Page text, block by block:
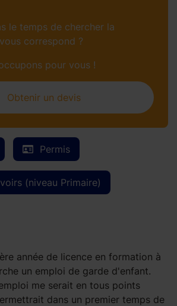
Permis
(niveau Primaire)
année de licence en formation à
un emploi de garde d'enfant.
me serait en tous points
dans un premier temps de
le temps de chercher la
correspond ?
pour vous !
Obtenir un devis